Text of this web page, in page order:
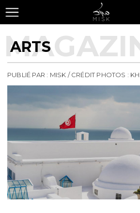
ARTS
PUBLIÉ PAR : MISK / CRÉDIT PHOTOS :